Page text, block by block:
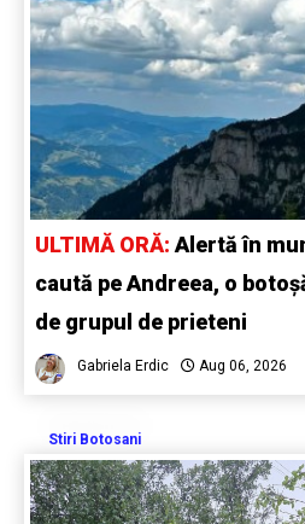
ULTIMĂ ORĂ:Alertă în
caută pe Andreea, o
de grupul de prieteni
Gabriela Erdic Aug 06, 2026
Stiri Botosani